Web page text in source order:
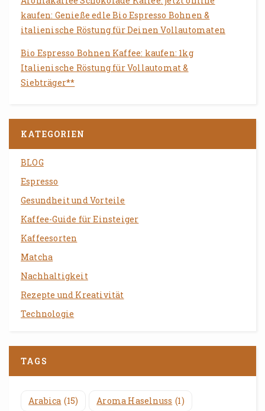
kaufen: Genieße edle Bio Espresso Bohnen &
italienische Röstung für Deinen Vollautomaten
Bio Espresso Bohnen Kaffee: kaufen: 1kg
Italienische Röstung für Vollautomat &
Siebträger**
KATEGORIEN
BLOG
Espresso
Gesundheit und Vorteile
Kaffee-Guide für Einsteiger
Kaffeesorten
Matcha
Nachhaltigkeit
Rezepte und Kreativität
Technologie
TAGS
Arabica (15) Aroma Haselnuss (1)